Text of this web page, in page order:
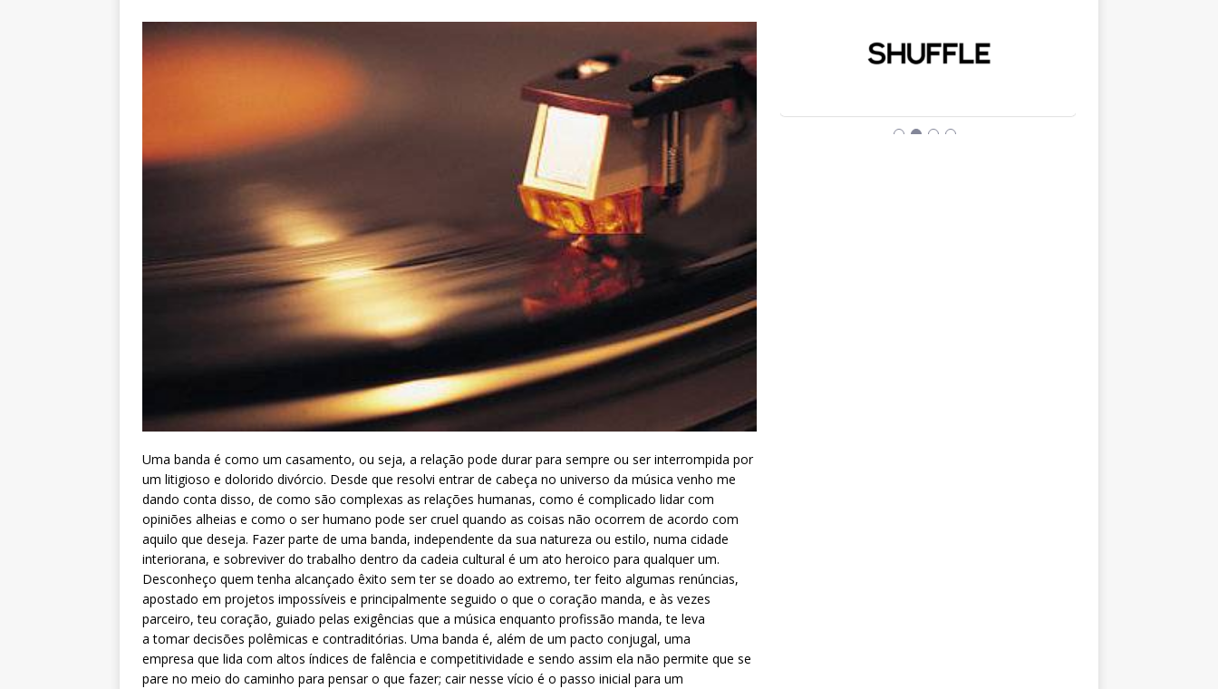
Uma banda é como um casamento, ou seja, a relação pode durar para sempre ou ser interrompida por
um litigioso e dolorido divórcio. Desde que resolvi entrar de cabeça no universo da música venho me
dando conta disso, de como são complexas as relações humanas, como é complicado lidar com
opiniões alheias e como o ser humano pode ser cruel quando as coisas não ocorrem de acordo com
aquilo que deseja. Fazer parte de uma banda, independente da sua natureza ou estilo, numa cidade
interiorana, e sobreviver do trabalho dentro da cadeia cultural é um ato heroico para qualquer um.
Desconheço quem tenha alcançado êxito sem ter se doado ao extremo, ter feito algumas renúncias,
apostado em projetos impossíveis e principalmente seguido o que o coração manda, e às vezes
parceiro, teu coração, guiado pelas exigências que a música enquanto profissão manda, te leva
a tomar decisões polêmicas e contraditórias. Uma banda é, além de um pacto conjugal, uma
empresa que lida com altos índices de falência e competitividade e sendo assim ela não permite que se
pare no meio do caminho para pensar o que fazer; cair nesse vício é o passo inicial para um